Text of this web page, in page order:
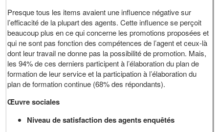
Presque tous les items avaient une influence négative sur
l’efficacité de la plupart des agents. Cette influence se perçoit
beaucoup plus en ce qui concerne les promotions proposées et
qui ne sont pas fonction des compétences de l’agent et ceux-là
dont leur travail ne donne pas la possibilité de promotion. Mais,
les 94% de ces derniers participent à l’élaboration du plan de
formation de leur service et la participation à l’élaboration du
plan de formation continue (68% des répondants).
Œuvre sociales
Niveau de satisfaction des agents enquêtés